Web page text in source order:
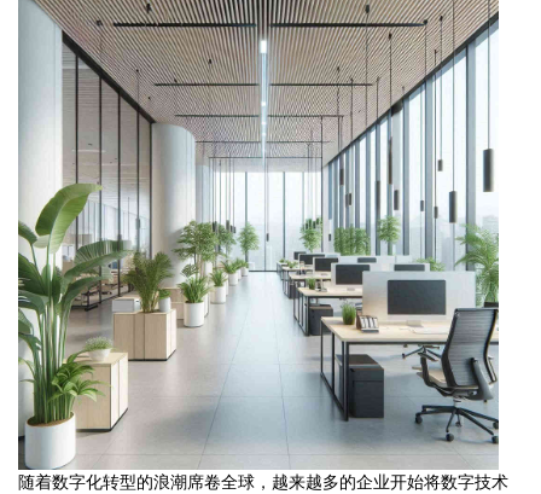
随着数字化转型的浪潮席卷全球，越来越多的企业开始将数字技术